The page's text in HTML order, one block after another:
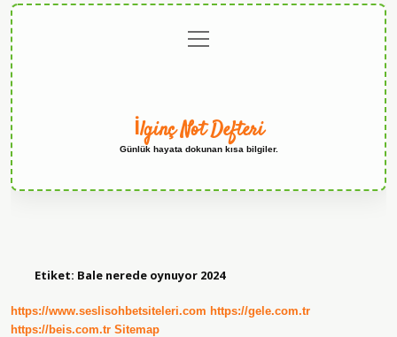
menüyü
aç
İlginç Not Defteri
Günlük hayata dokunan kısa bilgiler.
Etiket: Bale nerede oynuyor 2024
https://www.seslisohbetsiteleri.com https://gele.com.tr
https://beis.com.tr Sitemap